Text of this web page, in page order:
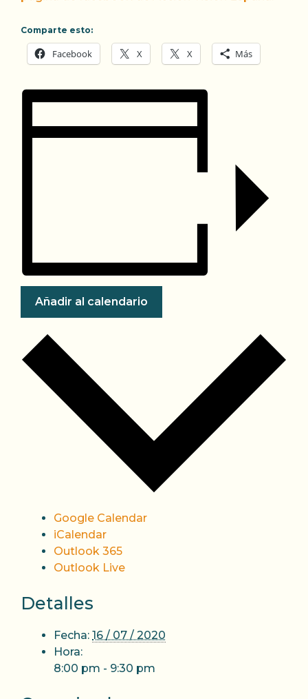
Comparte esto:
Facebook X X Más
Añadir al calendario
Google Calendar
iCalendar
Outlook 365
Outlook Live
Detalles
Fecha: 16 / 07 / 2020
Hora:
8:00 pm - 9:30 pm